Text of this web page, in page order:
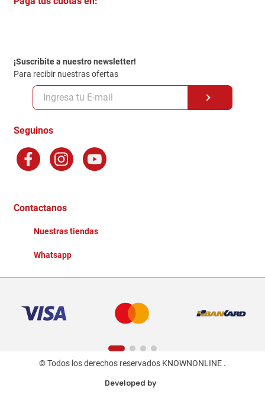
Trabaja con Nosotros
Crédito Directo
Politica de Privacidad
Políticas y condiciones GiftCard
Formas de Pago
Terminos y Condiciones
Factura Electronica
Ganadores - Promociones
¡Suscribite a nuestro newsletter!
Para recibir nuestras ofertas
Seguinos
Contactanos
Nuestras tiendas
Whatsapp
© Todos los derechos reservados KNOWNONLINE .
Developed by